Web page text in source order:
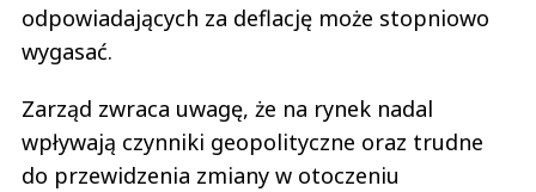
odpowiadających za deflację może stopniowo
wygasać.
Zarząd zwraca uwagę, że na rynek nadal
wpływają czynniki geopolityczne oraz trudne
do przewidzenia zmiany w otoczeniu